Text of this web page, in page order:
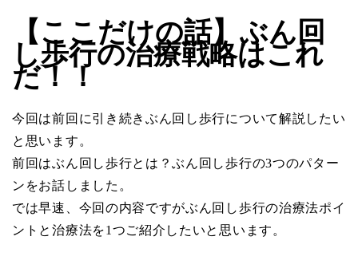
【ここだけの話】ぶん回
し歩行の治療戦略はこれ
だ！！
今回は前回に引き続きぶん回し歩行について解説したい
と思います。
前回はぶん回し歩行とは？ぶん回し歩行の3つのパター
ンをお話しました。
では早速、今回の内容ですがぶん回し歩行の治療法ポイ
ントと治療法を1つご紹介したいと思います。